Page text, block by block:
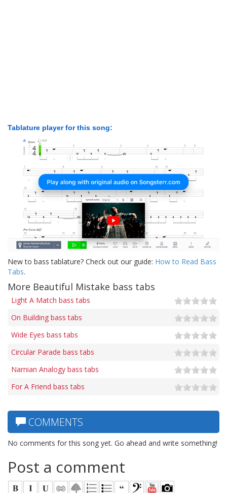
Tablature player for this song:
New to bass tablature? Check out our guide: How to Read Bass
Tabs.
More Beautiful Mistake bass tabs
Light A Match bass tabs
On Building bass tabs
Wide Eyes bass tabs
Circular Parade bass tabs
Narnian Analogy bass tabs
For A Friend bass tabs
COMMENTS
No comments for this song yet. Go ahead and write something!
Post a comment